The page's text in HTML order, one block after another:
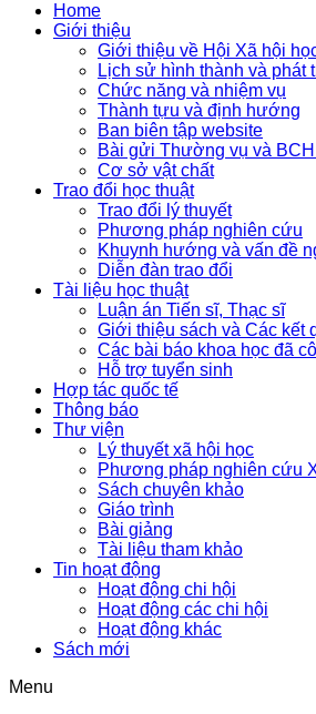
Home
Giới thiệu
Giới thiệu về Hội Xã hội
Lịch sử hình thành và phát
Chức năng và nhiệm vụ
Thành tựu và định hướng
Ban biên tập website
Bài gửi Thường vụ và
Cơ sở vật chất
Trao đổi học thuật
Trao đổi lý thuyết
Phương pháp nghiên cứu
Khuynh hướng và vấn đề
Diễn đàn trao đổi
Tài liệu học thuật
Luận án Tiến sĩ, Thạc sĩ
Giới thiệu sách và Các kết
Các bài báo khoa học đã
Hỗ trợ tuyển sinh
Hợp tác quốc tế
Thông báo
Thư viện
Lý thuyết xã hội học
Phương pháp nghiên cứu
Sách chuyên khảo
Giáo trình
Bài giảng
Tài liệu tham khảo
Tin hoạt động
Hoạt động chi hội
Hoạt động các chi hội
Hoạt động khác
Sách mới
Menu